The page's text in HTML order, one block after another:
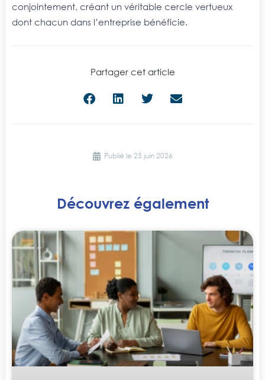
conjointement, créant un véritable cercle vertueux
dont chacun dans l’entreprise bénéficie.
Partager cet article
Publié le 25 juin 2026
Découvrez également